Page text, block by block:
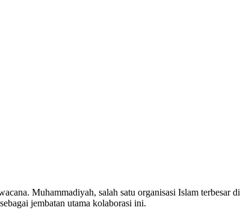
Muhammadiyah, salah satu organisasi Islam terbesar di
jembatan utama kolaborasi ini.